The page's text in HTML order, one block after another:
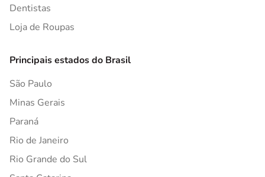
Dentistas
Loja de Roupas
Principais estados do Brasil
São Paulo
Minas Gerais
Paraná
Rio de Janeiro
Rio Grande do Sul